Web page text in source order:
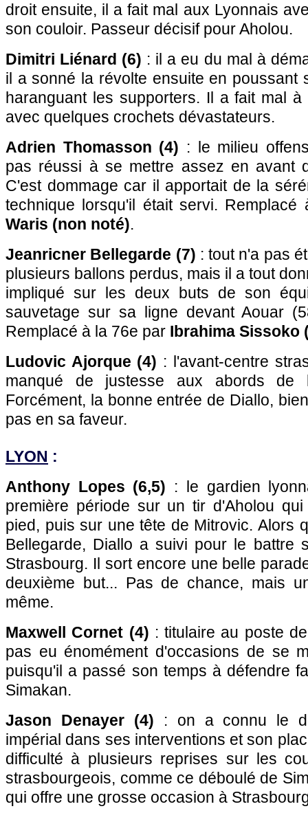
droit ensuite, il a fait mal aux Lyonnais
son couloir. Passeur décisif pour Aholou.
Dimitri Liénard (6) : il a eu du mal à
il a sonné la révolte ensuite en poussant
haranguant les supporters. Il a fait mal
avec quelques crochets dévastateurs.
Adrien Thomasson (4) : le milieu
pas réussi à se mettre assez en avant
C'est dommage car il apportait de la
technique lorsqu'il était servi.
Waris (non noté).
Jeanricner Bellegarde (7) : tout n'a pas
plusieurs ballons perdus, mais il a tout
impliqué sur les deux buts de son
sauvetage sur sa ligne devant Aouar
Remplacé à la 76e par Ibrahima Sissoko
Ludovic Ajorque (4) : l'avant-centre
manqué de justesse aux abords de
Forcément, la bonne entrée de Diallo,
pas en sa faveur.
LYON :
Anthony Lopes (6,5) : le gardien
première période sur un tir d'Aholou
pied, puis sur une tête de Mitrovic. Alors
Bellegarde, Diallo a suivi pour le battre
Strasbourg. Il sort encore une belle
deuxième but... Pas de chance, mais
même.
Maxwell Cornet (4) : titulaire au poste
pas eu énomément d'occasions de se
puisqu'il a passé son temps à défendre
Simakan.
Jason Denayer (4) : on a connu le
impérial dans ses interventions et son
difficulté à plusieurs reprises sur les
strasbourgeois, comme ce déboulé de
qui offre une grosse occasion à